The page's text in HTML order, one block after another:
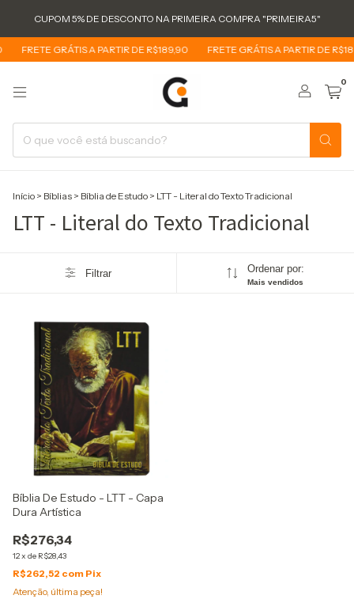
CUPOM 5% DE DESCONTO NA PRIMEIRA COMPRA "PRIMEIRA5"
FRETE GRÁTIS A PARTIR DE R$189,90 FRETE GRÁTIS A PARTIR DE
0
Início > Bíblias > Bíblia de Estudo > LTT - Literal do Texto Tradicional
LTT - Literal do Texto Tradicional
Filtrar Ordenar por:
Mais vendidos
Bíblia De Estudo - LTT - Capa
Dura Artística
R$276,34
12x de R$28,43
R$262,52 com Pix
Atenção, última peça!